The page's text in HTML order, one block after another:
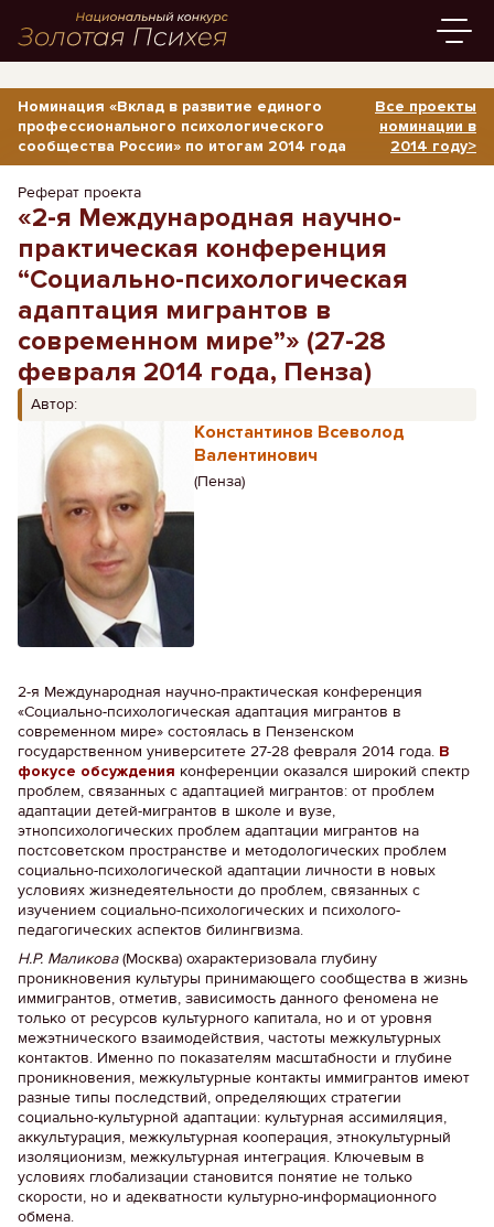
Номинация «Вклад в развитие единого
профессионального психологического
сообщества России» по итогам 2014 года
Все проекты
номинации в
2014 году>
Реферат проекта
«2-я Международная научно-
практическая конференция
“Социально-психологическая
адаптация мигрантов в
современном мире”» (27-28
февраля 2014 года, Пенза)
Автор:
Константинов Всеволод
Валентинович
(Пенза)
2-я Международная научно-практическая конференция
«Социально-психологическая адаптация мигрантов в
современном мире» состоялась в Пензенском
государственном университете 27-28 февраля 2014 года. В
фокусе обсуждения конференции оказался широкий спектр
проблем, связанных с адаптацией мигрантов: от проблем
адаптации детей-мигрантов в школе и вузе,
этнопсихологических проблем адаптации мигрантов на
постсоветском пространстве и методологических проблем
социально-психологической адаптации личности в новых
условиях жизнедеятельности до проблем, связанных с
изучением социально-психологических и психолого-
педагогических аспектов билингвизма.
Н.Р. Маликова(Москва) охарактеризовала глубину
проникновения культуры принимающего сообщества в жизнь
иммигрантов, отметив, зависимость данного феномена не
только от ресурсов культурного капитала, но и от уровня
межэтнического взаимодействия, частоты межкультурных
контактов. Именно по показателям масштабности и глубине
проникновения, межкультурные контакты иммигрантов имеют
разные типы последствий, определяющих стратегии
социально-культурной адаптации: культурная ассимиляция,
аккультурация, межкультурная кооперация, этнокультурный
изоляционизм, межкультурная интеграция. Ключевым в
условиях глобализации становится понятие не только
скорости, но и адекватности культурно-информационного
обмена.